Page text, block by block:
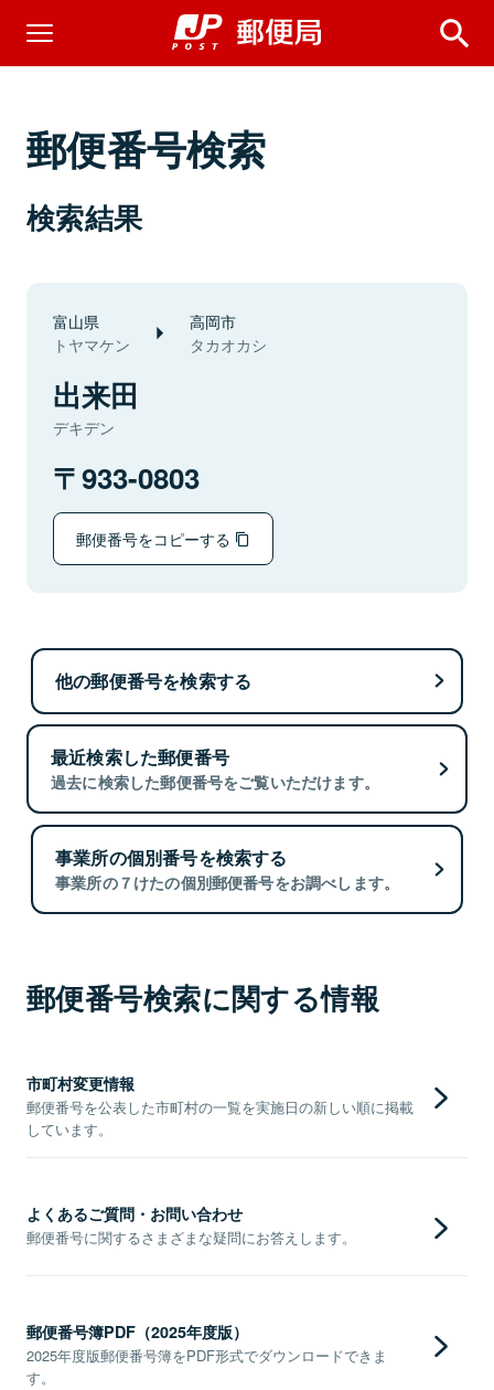
郵便番号検索
検索結果
富山県
トヤマケン
高岡市
タカオカシ
出来田
デキデン
933-0803
郵便番号をコピーする
他の郵便番号を検索する
最近検索した郵便番号
過去に検索した郵便番号をご覧いただけます。
事業所の個別番号を検索する
事業所の７けたの個別郵便番号をお調べします。
郵便番号検索に関する情報
市町村変更情報
郵便番号を公表した市町村の一覧を実施日の新しい順に掲載
しています。
よくあるご質問・お問い合わせ
郵便番号に関するさまざまな疑問にお答えします。
郵便番号簿PDF（2025年度版）
2025年度版郵便番号簿をPDF形式でダウンロードできま
す。